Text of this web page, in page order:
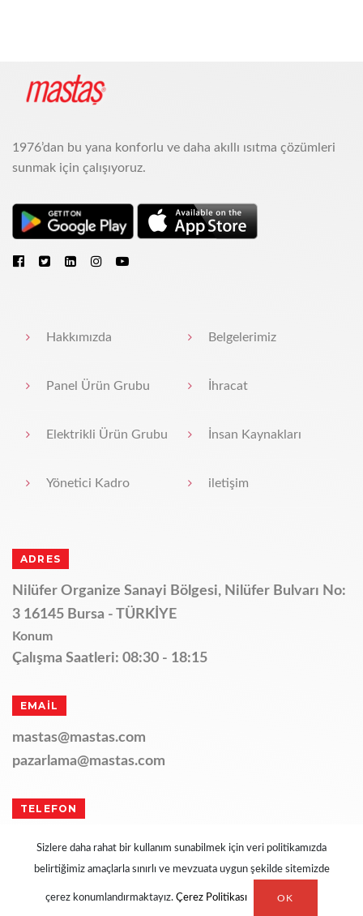
1976’dan bu yana konforlu ve daha akıllı ısıtma çözümleri
sunmak için çalışıyoruz.
Hakkımızda
Panel Ürün Grubu
Elektrikli Ürün Grubu
Yönetici Kadro
Belgelerimiz
İhracat
İnsan Kaynakları
iletişim
ADRES
Nilüfer Organize Sanayi Bölgesi, Nilüfer Bulvarı No:
3 16145 Bursa - TÜRKİYE
Konum
Çalışma Saatleri: 08:30 - 18:15
EMAİL
mastas@mastas.com
pazarlama@mastas.com
TELEFON
+90 224 411 11 14
Tüm Hakları Saklıdır.
Sizlere daha rahat bir kullanım sunabilmek için veri politikamızda
belirtiğimiz amaçlarla sınırlı ve mevzuata uygun şekilde sitemizde
çerez konumlandırmaktayız.Çerez Politikası OK